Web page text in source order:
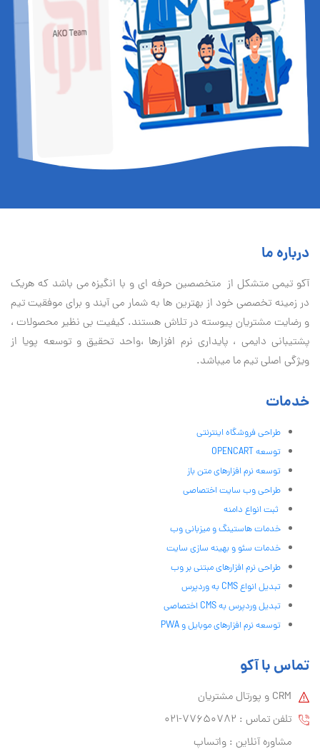
درباره ما
آكو تيمی متشکل از متخصصین حرفه ای و با انگیزه می باشد که هریک
در زمینه تخصصی خود از بهترین ها به شمار می آیند و برای موفقیت تيم
و رضایت مشتریان پیوسته در تلاش هستند. کیفیت بی نظير محصولات ،
پشتیبانی دايمی ، پایداری نرم افزارها ،واحد تحقیق و توسعه پویا از
ویژگی اصلی تیم ما میباشد.
خدمات
طراحی فروشگاه اینترنتی
توسعه OPENCART
توسعه نرم افزارهای متن باز
طراحی وب سایت اختصاصی
ثبت انواع دامنه
خدمات هاستینگ و میزبانی وب
خدمات سئو و بهینه سازی سایت
طراحی نرم افزارهای مبتنی بر وب
تبدیل انواع CMS به وردپرس
تبدیل وردپرس به CMS اختصاصی
توسعه نرم افزارهای موبایل و PWA
تماس با آکو
CRM و پورتال مشتریان
تلفن تماس :‌ 77650782-021
مشاوره آنلاین : واتساپ